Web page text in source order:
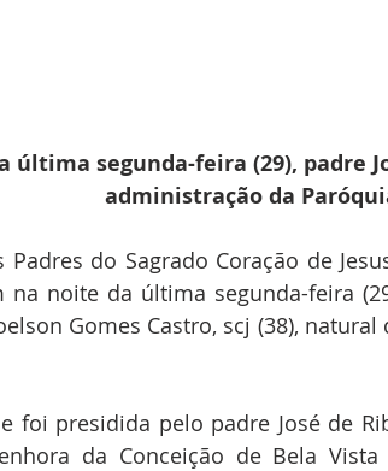
última segunda-feira (29), padre
administração da
Padres do Sagrado Coração de
na noite da última segunda-feira
Gomes Castro, scj (38),
foi presidida pelo padre José de
da Conceição de Bela